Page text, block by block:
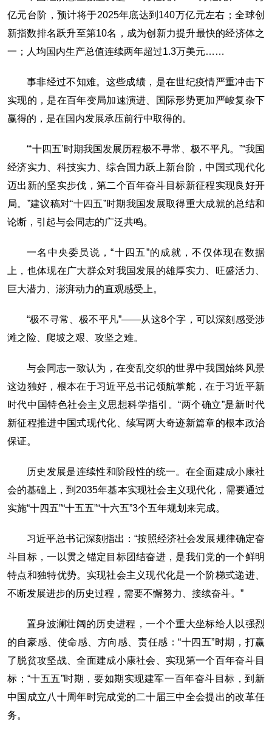
亿元台阶，预计将于2025年底达到140万亿元左右；全球创
新指数排名跃升至第10名，成为创新力提升最快的经济体之
一；人均国内生产总值连续两年超过1.3万美元……
事非经过不知难。这些成绩，是在世纪疫情严重冲击下
实现的，是在百年变局加速演进、国际形势更加严峻复杂下
赢得的，是在国内发展承压前行中取得的。
“‘十四五’时期我国发展历程极不寻常、极不平凡。”“我国
经济实力、科技实力、综合国力跃上新台阶，中国式现代化
迈出新的坚实步伐，第二个百年奋斗目标新征程实现良好开
局。”建议稿对“十四五”时期我国发展取得重大成就的总结和
论断，引起与会同志的广泛共鸣。
一名中央委员说，“十四五”的成就，不仅体现在数据
上，也体现在广大群众对我国发展的雄厚实力、旺盛活力、
巨大潜力、澎湃动力的直观感受上。
“极不寻常、极不平凡”——从这8个字，可以深刻感受涉
滩之险、爬坡之艰、攻坚之难。
与会同志一致认为，在变乱交织的世界中我国始终风景
这边独好，根本在于习近平总书记领航掌舵，在于习近平新
时代中国特色社会主义思想科学指引。“两个确立”是新时代
新征程推进中国式现代化、续写两大奇迹新篇章的根本政治
保证。
历史发展是连续性和阶段性的统一。在全面建成小康社
会的基础上，到2035年基本实现社会主义现代化，需要通过
实施“十四五”“十五五”“十六五”3个五年规划来完成。
习近平总书记深刻指出：“按照经济社会发展规律确定奋
斗目标，一以贯之锚定目标团结奋进，是我们党的一个鲜明
特点和独特优势。实现社会主义现代化是一个阶梯式递进、
不断发展进步的历史过程，需要不懈努力、接续奋斗。”
置身波澜壮阔的历史进程，一个个重大坐标给人以强烈
的自豪感、使命感、方向感、责任感：“十四五”时期，打赢
了脱贫攻坚战、全面建成小康社会、实现第一个百年奋斗目
标；“十五五”时期，要如期实现建军一百年奋斗目标，到新
中国成立八十周年时完成党的二十届三中全会提出的改革任
务。